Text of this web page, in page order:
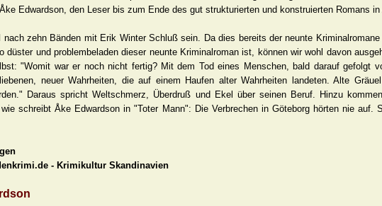
Edwardson, den Leser bis zum Ende des gut strukturierten und konstruierten Romans
zehn Bänden mit Erik Winter Schluß sein. Da dies bereits der neunte
düster und problembeladen dieser neunte Kriminalroman ist, können wir wohl davon
"Womit war er noch nicht fertig? Mit dem Tod eines Menschen, bald darauf gefolgt
neuer Wahrheiten, die auf einem Haufen alter Wahrheiten landeten. Alte
Daraus spricht Weltschmerz, Überdruß und Ekel über seinen Beruf. Hinzu
schreibt Åke Edwardson in "Toter Mann": Die Verbrechen in Göteborg hörten nie auf.
- Krimikultur Skandinavien